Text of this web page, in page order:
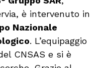
è intervenuto in
Nazionale
. L’equipaggio
CNSAS e si è